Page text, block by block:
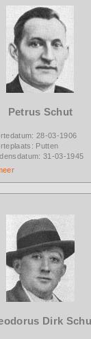
Petrus Schut
28-03-1906
Putten
31-03-1945
Dirk